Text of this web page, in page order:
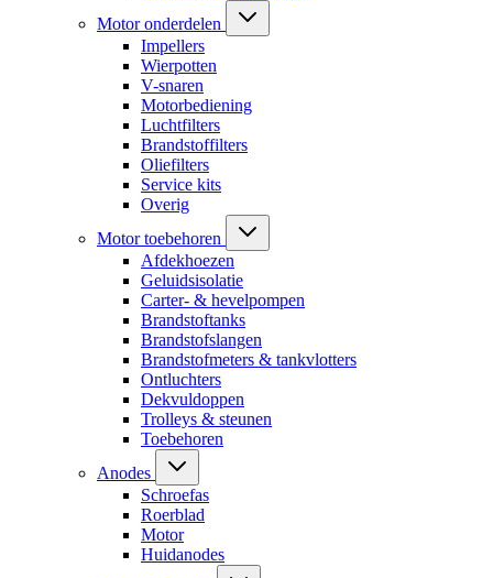
Motor onderdelen
Impellers
Wierpotten
V-snaren
Motorbediening
Luchtfilters
Brandstoffilters
Oliefilters
Service kits
Overig
Motor toebehoren
Afdekhoezen
Geluidsisolatie
Carter- & hevelpompen
Brandstoftanks
Brandstofslangen
Brandstofmeters & tankvlotters
Ontluchters
Dekvuldoppen
Trolleys & steunen
Toebehoren
Anodes
Schroefas
Roerblad
Motor
Huidanodes